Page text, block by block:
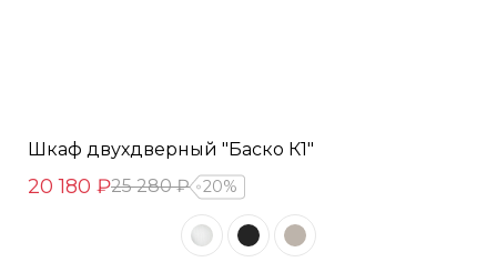
Шкаф двухдверный "Баско К1"
20 180 ₽25 280 ₽ 20%